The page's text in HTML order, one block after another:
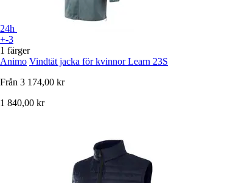
24h
+-3
1 färger
Animo Vindtät jacka för kvinnor Learn 23S
Från 3 174,00 kr
1 840,00 kr